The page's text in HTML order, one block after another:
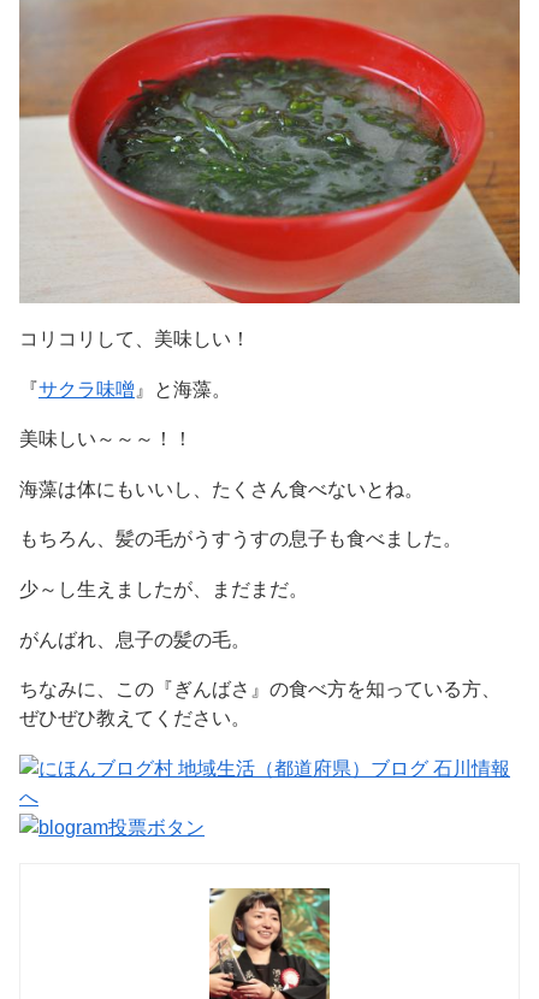
コリコリして、美味しい！
『サクラ味噌 』と海藻。
美味しい～～～！！
海藻は体にもいいし、たくさん食べないとね。
もちろん、髪の毛がうすうすの息子も食べました。
少～し生えましたが、まだまだ。
がんばれ、息子の髪の毛。
ちなみに、この『ぎんばさ』の食べ方を知っている方、
ぜひぜひ教えてください。